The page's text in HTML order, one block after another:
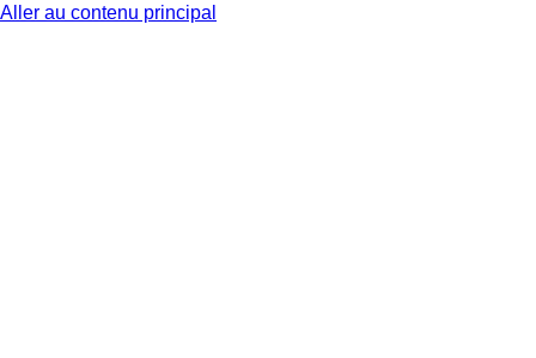
Aller au contenu principal